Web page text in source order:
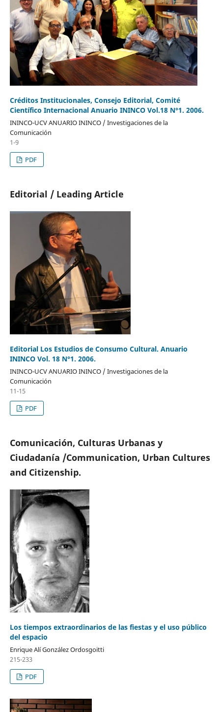
Créditos Institucionales, Consejo Editorial, Comité
Científico Internacional Anuario ININCO Vol.18 N°1. 2006.
ININCO-UCV ANUARIO ININCO / Investigaciones de la
Comunicación
1-9
PDF
Editorial / Leading Article
Editorial Los Estudios de Consumo Cultural. Anuario
ININCO Vol. 18 N°1. 2006.
ININCO-UCV ANUARIO ININCO / Investigaciones de la
Comunicación
11-15
PDF
Comunicación, Culturas Urbanas y
Ciudadanía /Communication, Urban Cultures
and Citizenship.
Los tiempos extraordinarios de las fiestas y el uso público
del espacio
Enrique Alí González Ordosgoitti
215-233
PDF